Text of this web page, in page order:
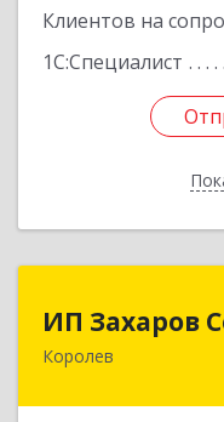
Клиентов на
1С:Специалист
ИП Захаров
Королев
ИП